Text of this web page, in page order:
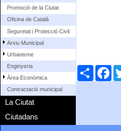
Promoció de la Ciutat
Oficina de Català
Seguretat i Protecció Civil
Arxiu Municipal
Urbanisme
Enginyeria
Àrea Econòmica
Contractació municipal
La Ciutat
Ciutadans
Comparteix